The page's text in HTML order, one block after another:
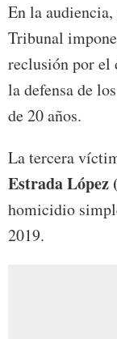
En la
Tribunal
reclusión por el
la defensa de
de 20 años.
La tercera
Estrada López
homicidio
2019.